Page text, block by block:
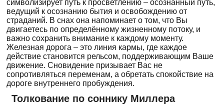
символизирует путь к просветлению – осознанный путь,
ведущий к осознанию бытия и освобождению от
страданий. В снах она напоминает о том, что Вы
двигаетесь по определённому жизненному потоку, и
важно сохранить внимание к каждому моменту.
Железная дорога – это линия кармы, где каждое
действие становится рельсом, поддерживающим Ваше
движение. Сновидение призывает Вас не
сопротивляться переменам, а обретать спокойствие на
дороге внутреннего пробуждения.
Толкование по соннику Миллера